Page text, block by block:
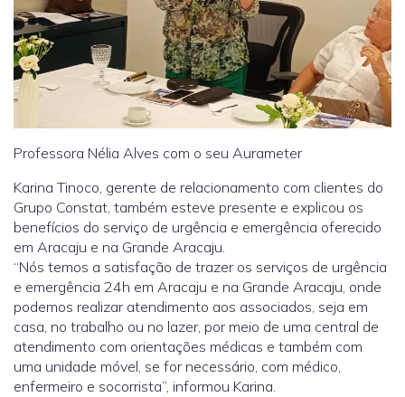
Professora Nélia Alves com o seu Aurameter
Karina Tinoco, gerente de relacionamento com clientes do
Grupo Constat, também esteve presente e explicou os
benefícios do serviço de urgência e emergência oferecido
em Aracaju e na Grande Aracaju.
“Nós temos a satisfação de trazer os serviços de urgência
e emergência 24h em Aracaju e na Grande Aracaju, onde
podemos realizar atendimento aos associados, seja em
casa, no trabalho ou no lazer, por meio de uma central de
atendimento com orientações médicas e também com
uma unidade móvel, se for necessário, com médico,
enfermeiro e socorrista”, informou Karina.